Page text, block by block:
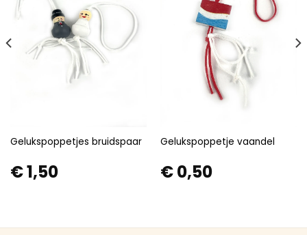
Gelukspoppetjes bruidspaar
€1,50
Gelukspoppetje vaandel
€0,50